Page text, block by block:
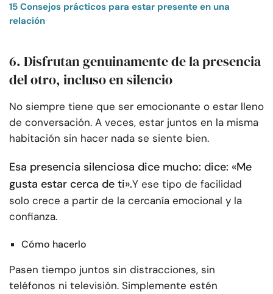
15 Consejos prácticos para estar presente en una
relación
6. Disfrutan genuinamente de la presencia
del otro, incluso en silencio
No siempre tiene que ser emocionante o estar lleno
de conversación. A veces, estar juntos en la misma
habitación sin hacer nada se siente bien.
Esa presencia silenciosa dice mucho: dice: «Me
gusta estar cerca de ti».Y ese tipo de facilidad
solo crece a partir de la cercanía emocional y la
confianza.
Cómo hacerlo
Pasen tiempo juntos sin distracciones, sin
teléfonos ni televisión. Simplemente estén